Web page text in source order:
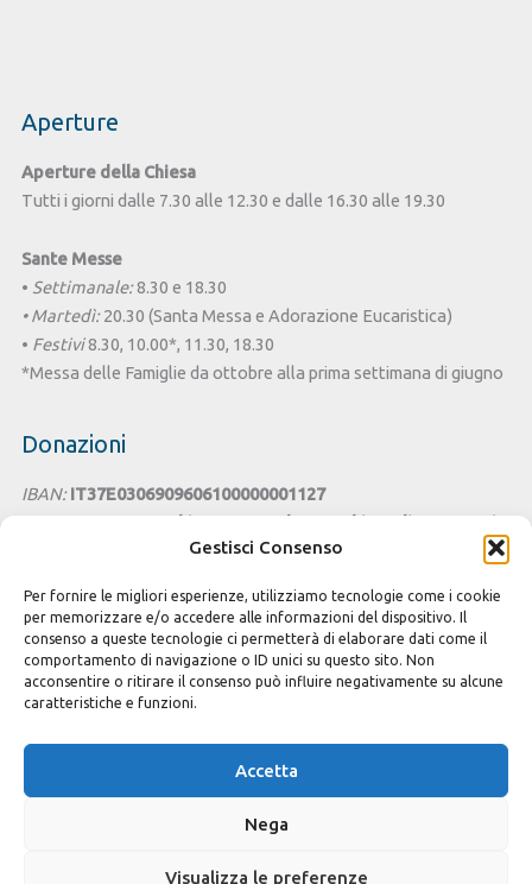
Gestisci Consenso
Per fornire le migliori esperienze, utilizziamo tecnologie come i cookie
per memorizzare e/o accedere alle informazioni del dispositivo. Il
consenso a queste tecnologie ci permetterà di elaborare dati come il
comportamento di navigazione o ID unici su questo sito. Non
acconsentire o ritirare il consenso può influire negativamente su alcune
caratteristiche e funzioni.
Accetta
Nega
Visualizza le preferenze
Aperture
Aperture della Chiesa
Tutti i giorni dalle 7.30 alle 12.30 e dalle 16.30 alle 19.30
Sante Messe
• Settimanale:8.30 e 18.30
• Martedì:20.30 (Santa Messa e Adorazione Eucaristica)
• Festivi8.30, 10.00*, 11.30, 18.30
*Messa delle Famiglie da ottobre alla prima settimana di giugno
Donazioni
IBAN: IT37E0306909606100000001127
Intestato a:Parrocchia San Benedetto - Chiesa di Santa Lucia
Cesta della Solidarietà
Seguici sui Social
Privacy e Cookie policy